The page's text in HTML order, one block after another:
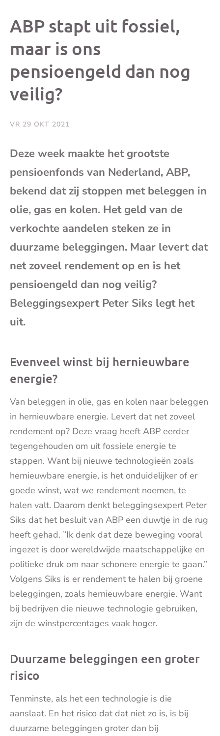
op op op
ABP stapt uit fossiel,
maar is ons
pensioengeld dan nog
veilig?
VR 29 OKT 2021
Deze week maakte het grootste
pensioenfonds van Nederland, ABP,
bekend dat zij stoppen met beleggen in
olie, gas en kolen. Het geld van de
verkochte aandelen steken ze in
duurzame beleggingen. Maar levert dat
net zoveel rendement op en is het
pensioengeld dan nog veilig?
Beleggingsexpert Peter Siks legt het
uit.
Evenveel winst bij hernieuwbare
energie?
Van beleggen in olie, gas en kolen naar beleggen
in hernieuwbare energie. Levert dat net zoveel
rendement op? Deze vraag heeft ABP eerder
tegengehouden om uit fossiele energie te
stappen. Want bij nieuwe technologieën zoals
hernieuwbare energie, is het onduidelijker of er
goede winst, wat we rendement noemen, te
halen valt. Daarom denkt beleggingsexpert Peter
Siks dat het besluit van ABP een duwtje in de rug
heeft gehad. ”Ik denk dat deze beweging vooral
ingezet is door wereldwijde maatschappelijke en
politieke druk om naar schonere energie te gaan.”
Volgens Siks is er rendement te halen bij groene
beleggingen, zoals hernieuwbare energie. Want
bij bedrijven die nieuwe technologie gebruiken,
zijn de winstpercentages vaak hoger.
Duurzame beleggingen een groter
risico
Tenminste, als het een technologie is die
aanslaat. En het risico dat dat niet zo is, is bij
duurzame beleggingen groter dan bij